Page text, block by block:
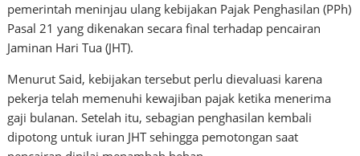
pemerintah meninjau ulang kebijakan Pajak Penghasilan (PPh)
Pasal 21 yang dikenakan secara final terhadap pencairan
Jaminan Hari Tua (JHT).
Menurut Said, kebijakan tersebut perlu dievaluasi karena
pekerja telah memenuhi kewajiban pajak ketika menerima
gaji bulanan. Setelah itu, sebagian penghasilan kembali
dipotong untuk iuran JHT sehingga pemotongan saat